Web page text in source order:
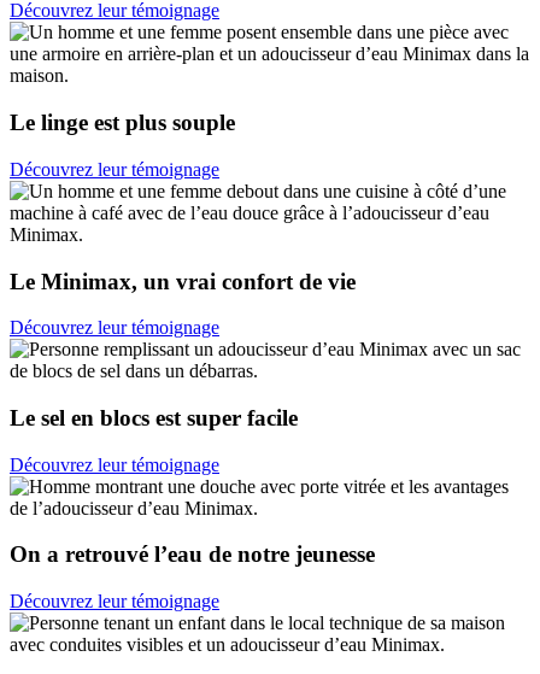
Découvrez leur témoignage
Le linge est plus souple
Découvrez leur témoignage
Le Minimax, un vrai confort de vie
Découvrez leur témoignage
Le sel en blocs est super facile
Découvrez leur témoignage
On a retrouvé l’eau de notre jeunesse
Découvrez leur témoignage